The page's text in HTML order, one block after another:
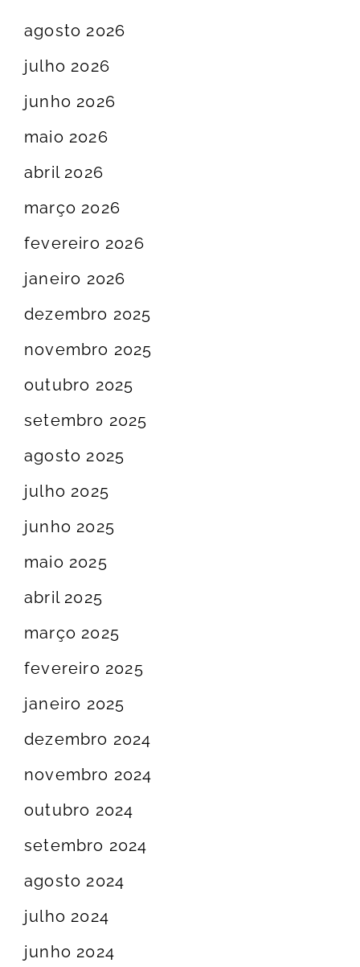
agosto 2026
julho 2026
junho 2026
maio 2026
abril 2026
março 2026
fevereiro 2026
janeiro 2026
dezembro 2025
novembro 2025
outubro 2025
setembro 2025
agosto 2025
julho 2025
junho 2025
maio 2025
abril 2025
março 2025
fevereiro 2025
janeiro 2025
dezembro 2024
novembro 2024
outubro 2024
setembro 2024
agosto 2024
julho 2024
junho 2024